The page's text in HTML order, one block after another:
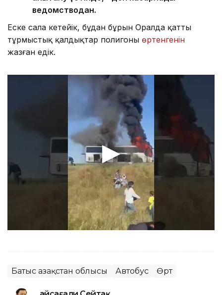
ведомстводан.
Еске сала кетейік, бұдан бұрын Оралда қатты
тұрмыстық қалдықтар полигоны өртенгенін
жазған едік.
Батыс Қазақстан облысы Автобус Өрт